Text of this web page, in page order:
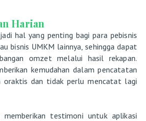
Harian
hal yang penting bagi para pebisnis
bisnis UMKM lainnya, sehingga dapat
omzet melalui hasil rekapan.
kemudahan dalam pencatatan
oraktis dan tidak perlu mencatat lagi
memberikan testimoni untuk aplikasi